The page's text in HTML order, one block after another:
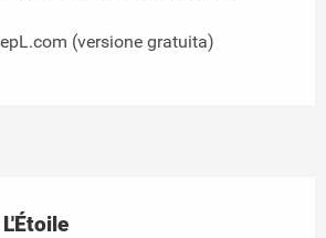
(versione gratuita)